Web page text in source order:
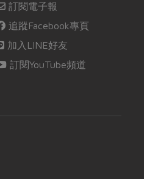
訂閱電子報
追蹤Facebook專頁
加入LINE好友
訂閱YouTube頻道